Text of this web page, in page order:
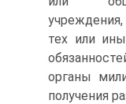
учреждения,
тех или
органы
получения